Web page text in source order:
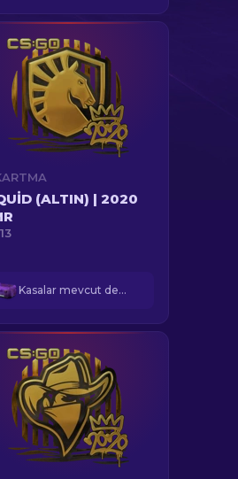
(ALTIN) | 2020
Kasalar mevcut değil